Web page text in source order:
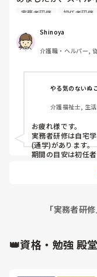
そこで実務者研修が
パートも週2、3で
入浴介助でバタバタ
ができているかと
との実技演習のみで
ここまま少しずつ
実務者研修 初任者研修
Shinoya
介護職・ヘルパー,
やる気のないぬ
介護福祉士, 生
お疲れ様です。
実務者研修は自宅
(通学)があります。
期間の目安は初任
ただ上の資格を持
「実務者研
👑資格・勉強 殿